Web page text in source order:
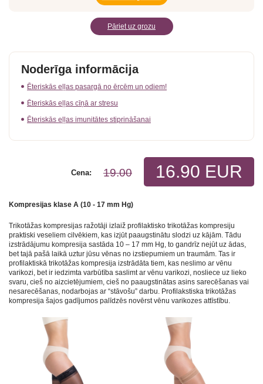
Pāriet uz grozu
Noderīga informācija
Ēteriskās eļļas pasargā no ērcēm un odiem!
Ēteriskās eļļas cīņā ar stresu
Ēteriskās eļļas imunitātes stiprināšanai
16.90 EUR
19.00
Cena:
Kompresijas klase A (10 - 17 mm Hg)
Trikotāžas kompresijas ražotāji izlaiž profilaktisko trikotāžas kompresiju
praktiski veseliem cilvēkiem, kas izjūt paaugstinātu slodzi uz kājām. Tādu
izstrādājumu kompresija sastāda 10 – 17 mm Hg, to gandrīz nejūt uz ādas,
bet tajā pašā laikā uztur jūsu vēnas no izstiepumiem un traumām. Tas ir
profilaktiskā trikotāžas kompresija izstrādāta tiem, kas neslimo ar vēnu
varikozi, bet ir iedzimta varbūtība saslimt ar vēnu varikozi, nosliece uz lieko
svaru, cieš no aizcietējumiem, cieš no paaugstinātas asins sarecēšanas vai
nesarecēšanas, nodarbojas ar “stāvošu” darbu. Profilakstiska trikotāžas
kompresija šajos gadījumos palīdzēs novērst vēnu varikozes attīstību.